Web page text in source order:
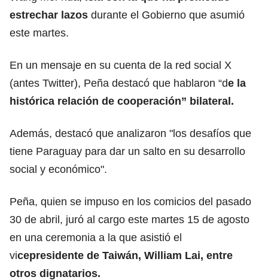
estrechar lazos durante el Gobierno que asumió
este martes.
En un mensaje en su cuenta de la red social X
(antes Twitter), Peña destacó que hablaron “de la
histórica relación de cooperación” bilateral.
Además, destacó que analizaron "los desafíos que
tiene Paraguay para dar un salto en su desarrollo
social y económico".
Peña, quien se impuso en los comicios del pasado
30 de abril, juró al cargo este martes 15 de agosto
en una ceremonia a la que asistió el
vicepresidente de Taiwán, William Lai, entre
otros dignatarios.